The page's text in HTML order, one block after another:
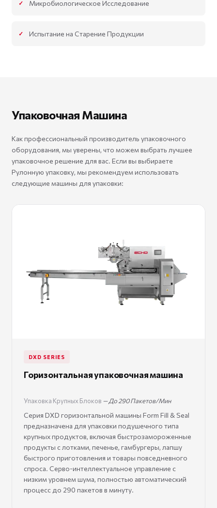
Микробиологическое Исследование
Испытание на Старение Продукции
Упаковочная Машина
Как профессиональный производитель упаковочного
оборудования, мы уверены, что можем выбрать лучшее
упаковочное решение для вас. Если вы выбираете
Рулонную упаковку, мы рекомендуем использовать
следующие машины для упаковки:
DXD SERIES
Горизонтальная упаковочная машина
Упаковка Крупных Блоков — До 290 Пакетов/Мин
Серия DXD горизонтальной машины Form Fill & Seal
предназначена для упаковки подушечного типа
крупных продуктов, включая быстрозамороженные
продукты с лотками, печенье, гамбургеры, лапшу
быстрого приготовления и товары повседневного
спроса. Серво-интеллектуальное управление с
низким уровнем шума, полностью автоматический
процесс до 290 пакетов в минуту.